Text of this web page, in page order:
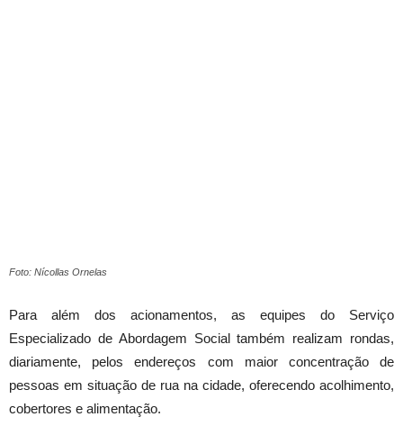
Foto: Nícollas Ornelas
Para além dos acionamentos, as equipes do Serviço
Especializado de Abordagem Social também realizam rondas,
diariamente, pelos endereços com maior concentração de
pessoas em situação de rua na cidade, oferecendo acolhimento,
cobertores e alimentação.